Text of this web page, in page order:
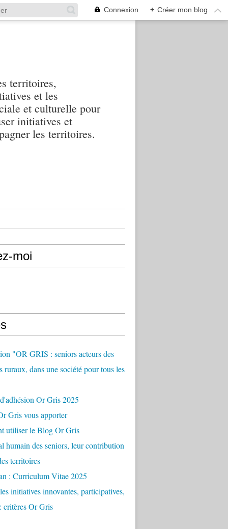
Connexion + Créer mon blog
territoires,
et les
et culturelle pour
initiatives et
les territoires.
moi
"OR GRIS : seniors acteurs des
ruraux, dans une société pour tous les
Or Gris 2025
Gris vous apporter
utiliser le Blog Or Gris
humain des seniors, leur contribution
territoires
: Curriculum Vitae 2025
initiatives innovantes, participatives,
critères Or Gris